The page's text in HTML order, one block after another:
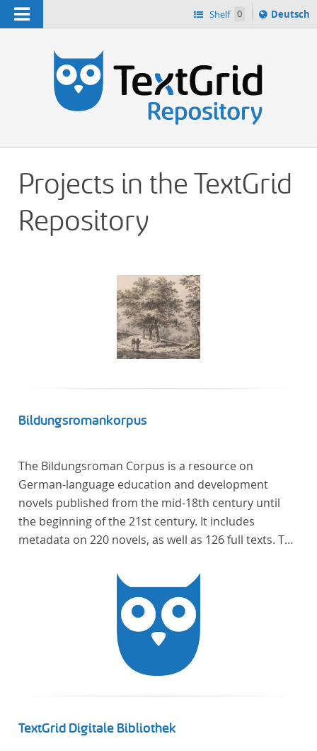
Navigation Shelf 0
Sprache
ï¿½ndern
Deutsch
Projects in the TextGrid
Repository
Bildungsromankorpus
The Bildungsroman Corpus is a resource on
German-language education and development
novels published from the mid-18th century until
the beginning of the 21st century. It includes
metadata on 220 novels, as well as 126 full texts. The
and incorporates the Backfischroman (or "teenage
girl novel") genre a subcategory of the
TextGrid Digitale Bibliothek